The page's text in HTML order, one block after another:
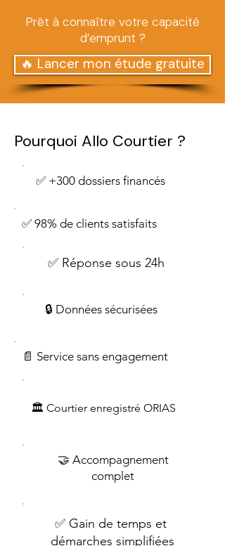
Prêt à connaître votre capacité
d’emprunt ?
🔥 Lancer mon étude gratuite
Pourquoi Allo Courtier ?
✅ +300 dossiers financés
✅ 98% de clients satisfaits
✅ Réponse sous 24h
🔒 Données sécurisées
📄 Service sans engagement
🏛️ Courtier enregistré ORIAS
🤝 Accompagnement
complet
✅ Gain de temps et
démarches simplifiées